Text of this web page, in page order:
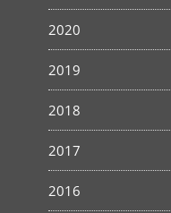
2020
2019
2018
2017
2016